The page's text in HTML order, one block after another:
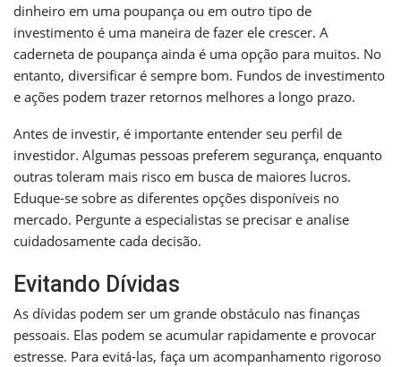
dinheiro em uma poupança ou em outro tipo de
investimento é uma maneira de fazer ele crescer. A
caderneta de poupança ainda é uma opção para muitos. No
entanto, diversificar é sempre bom. Fundos de investimento
e ações podem trazer retornos melhores a longo prazo.
Antes de investir, é importante entender seu perfil de
investidor. Algumas pessoas preferem segurança, enquanto
outras toleram mais risco em busca de maiores lucros.
Eduque-se sobre as diferentes opções disponíveis no
mercado. Pergunte a especialistas se precisar e analise
cuidadosamente cada decisão.
Evitando Dívidas
As dívidas podem ser um grande obstáculo nas finanças
pessoais. Elas podem se acumular rapidamente e provocar
estresse. Para evitá-las, faça um acompanhamento rigoroso